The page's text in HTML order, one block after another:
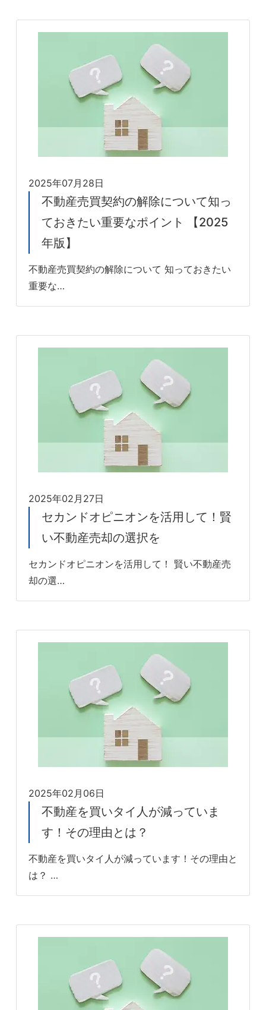
2025年07月28日
不動産売買契約の解除について知っ
ておきたい重要なポイント 【2025
年版】
不動産売買契約の解除について 知っておきたい
重要な…
2025年02月27日
セカンドオピニオンを活用して！賢
い不動産売却の選択を
セカンドオピニオンを活用して！ 賢い不動産売
却の選…
2025年02月06日
不動産を買いタイ人が減っていま
す！その理由とは？
不動産を買いタイ人が減っています！その理由と
は？ …